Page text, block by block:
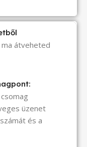
átveheted
üzenet
és a